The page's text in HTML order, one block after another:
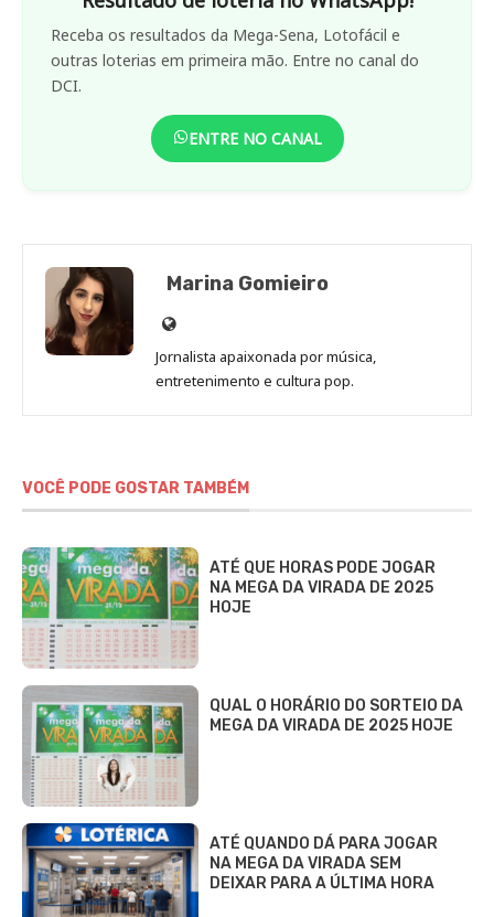
Receba os resultados da Mega-Sena, Lotofácil e
outras loterias em primeira mão. Entre no canal do
DCI.
ENTRE NO CANAL
Marina Gomieiro
Site
de
Marina
Jornalista apaixonada por música,
entretenimento e cultura pop.
VOCÊ PODE GOSTAR TAMBÉM
ATÉ QUE HORAS PODE JOGAR
NA MEGA DA VIRADA DE 2025
HOJE
QUAL O HORÁRIO DO SORTEIO DA
MEGA DA VIRADA DE 2025 HOJE
ATÉ QUANDO DÁ PARA JOGAR
NA MEGA DA VIRADA SEM
DEIXAR PARA A ÚLTIMA HORA